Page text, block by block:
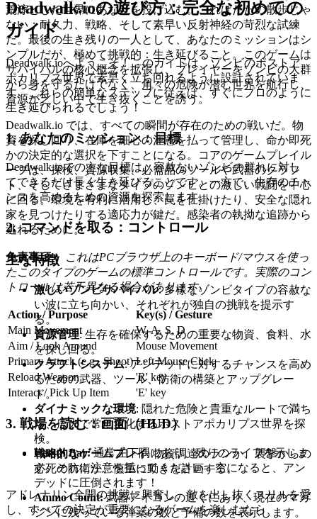
荒涼とした世界にあなたを投げ込む。これはただの散歩じゃ
ない；耐久力、戦略、そして素早い反射神経の苛烈な試練
だ。最後の生き残りの一人として、あなたのミッションはシ
ンプルだが、極めて挑戦的：生き延びること。このゲームは
サバイバルの核心概念を拡張し、プレイヤーをゾンビの大群
から身を守るだけでなく、角々の危険が潜む世界を航行し、
資源が乏しい中で生き抜くことを誘う。
Deadwalk.io では、すべての瞬間が存在のための戦いだ。物
資を探し回り、在庫を細心の注意を払って管理し、命か即死
かの決定的な選択を下すことになる。コアのゲームプレイル
ープは、探検、資源収集、必需品のツールや武器のクラフ
ト、そしてさまざまなタイプのゾンビとの激しい戦闘を中心
に回る。環境を有利に活用し、罠を仕掛けたり、安全な隠れ
家を見つけたりする適応力が鍵だ。感染者の執拗な追跡から
逃れるために。
主な特徴
激しいゾンビサバイバル: 多様なゾンビタイプの容赦な
い波に立ち向かい、それぞれが独自の挑戦を提示す
る。
資源管理: 生存を確保するための重要な物資、食料、水
を探し回る。
クラフトシステム: アンデッドに対するチャンスを高め
るための武器、ツール、防衛の構築とアップグレー
ド。
ダイナミックな環境: 隠れた危険と貴重なルートで満ち
た、広大で常に変化するポストアポカリプス世界を探
検。
戦略的なゲームプレイ: 物資調達のランか、襲撃からの
必死の防衛か、慎重に動きを計画する。
アドレナリン全開の挑戦に興奮し、敵を出し抜くスリルを愛
し、すべての決定が重要になるゲームを楽しむなら、
Deadwalk.ioの遊び方：完全な初めての
ガイド
Deadwalk.ioへようこそ！このガイドは、ゾンビのポストア
ポカリプス世界で素早く立ち回れるように設計されていま
す。これらの簡単なステップに従えば、すぐにプロのように
生き延びられるでしょう！
1. あなたのミッション：目標
Deadwalk.ioでの主な目標は、容赦ないゾンビの群れに対し
てできるだけ長く生き延びることです。一方で、生存のチャ
ンスを高めるための資源を探索します。
2. コマンドを取る：コントロール
免責事項： これはPCブラウザ上のキーボード/マウスを使っ
たこのタイプのゲームの標準コントロールです。実際のコン
トロールは若干異なる場合があります。
Action / Purpose
Key(s) / Gesture
Main Movement
W, A, S, D
Aim / Look Around
Mouse Movement
Primary Attack (e.g., Shoot) Left Mouse Click
Reload Weapon
'R' key
Interact / Pick Up Item
'E' key
3. 戦場を読む：画面（HUD）
Health Bar:通常左下隅にあり、残りのライフを示しま
す。それに注意を払ってください—空になると、アン
デッドに圧倒されます！
Ammo Count:武器アイコンの近くにあり、現在のマガ
ジンに残っている弾薬の数と予備の数を表示します。